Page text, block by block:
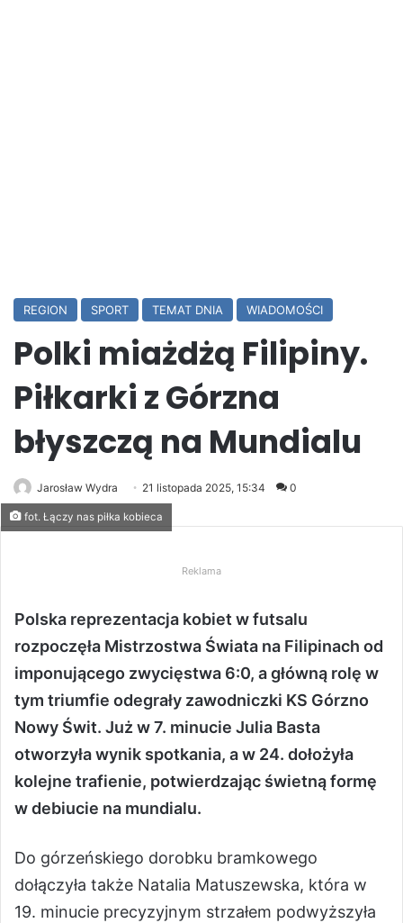
REGION SPORT TEMAT DNIA WIADOMOŚCI
Polki miażdżą Filipiny.
Piłkarki z Górzna
błyszczą na Mundialu
Jarosław Wydra 21 listopada 2025, 15:34 0
fot. Łączy nas piłka kobieca
Reklama
Polska reprezentacja kobiet w futsalu
rozpoczęła Mistrzostwa Świata na Filipinach od
imponującego zwycięstwa 6:0, a główną rolę w
tym triumfie odegrały zawodniczki KS Górzno
Nowy Świt. Już w 7. minucie Julia Basta
otworzyła wynik spotkania, a w 24. dołożyła
kolejne trafienie, potwierdzając świetną formę
w debiucie na mundialu.
Do górzeńskiego dorobku bramkowego
dołączyła także Natalia Matuszewska, która w
19. minucie precyzyjnym strzałem podwyższyła